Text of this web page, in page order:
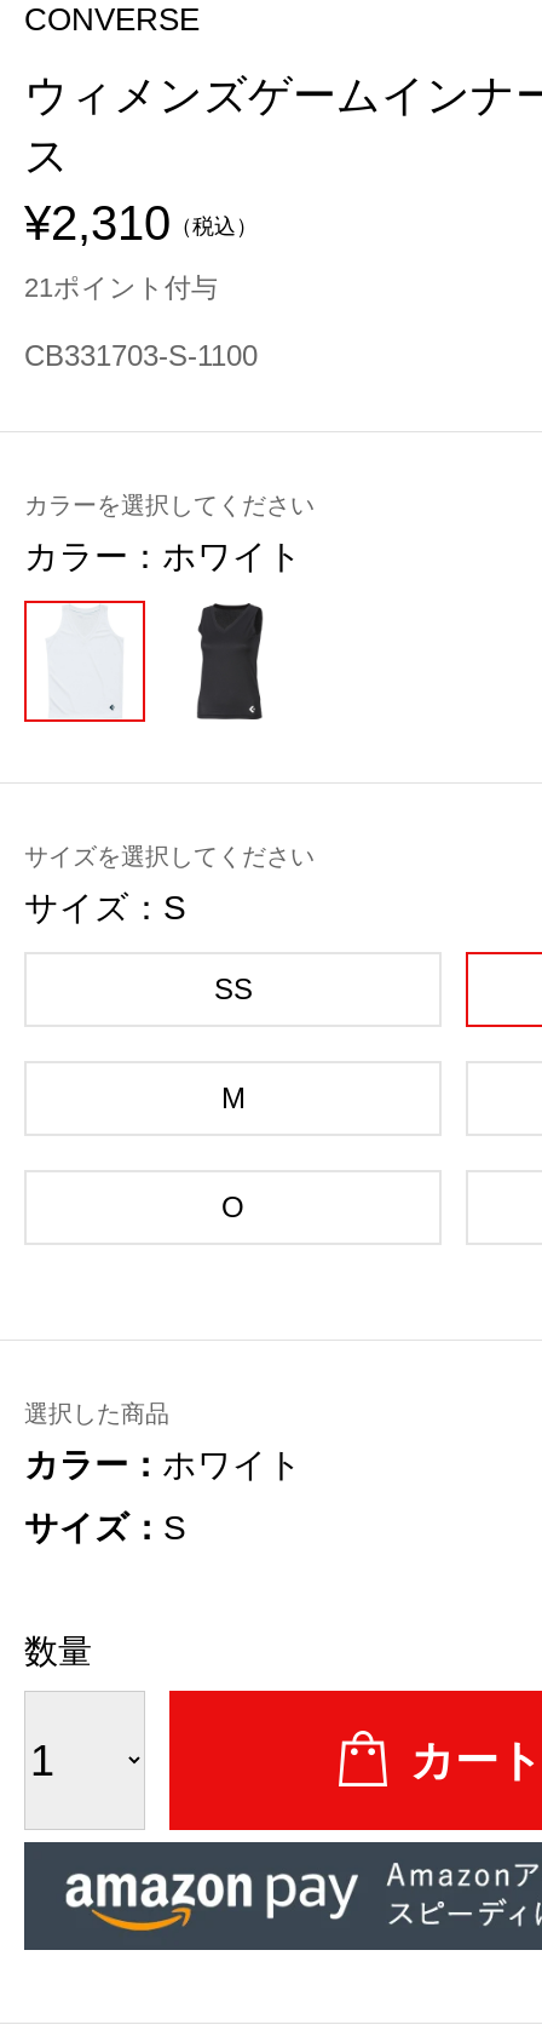
CONVERSE
ウィメンズゲームインナ
ス
¥2,310 （税込）
21ポイント付与
CB331703-S-1100
カラーを選択してください
カラー： ホワイト
サイズを選択してください
サイズ： S
SS
M
O
選択した商品
カラー： ホワイト
サイズ： S
数量